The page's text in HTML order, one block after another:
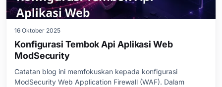
16 Oktober 2025
Konfigurasi Tembok Api Aplikasi Web
ModSecurity
Catatan blog ini memfokuskan kepada konfigurasi
ModSecurity Web Application Firewall (WAF). Dalam